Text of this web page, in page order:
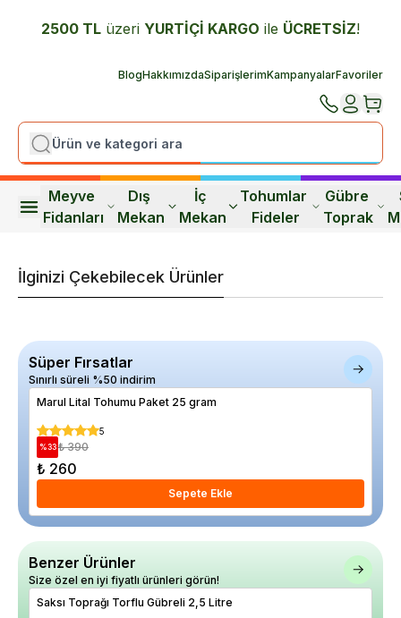
2500 TL üzeri YURTİÇİ KARGO ile ÜCRETSİZ!
BlogHakkımızdaSiparişlerimKampanyalarFavoriler
Meyve
Fidanları
Dış
Mekan
İç
Mekan
Tohumlar
Fideler
Gübre
Toprak
İlginizi Çekebilecek Ürünler
Süper Fırsatlar
Sınırlı süreli %50 indirim
Marul Lital Tohumu Paket 25 gram
5
%33 ₺ 390
₺ 260
Sepete Ekle
Benzer Ürünler
Size özel en iyi fiyatlı ürünleri görün!
Saksı Toprağı Torflu Gübreli 2,5 Litre